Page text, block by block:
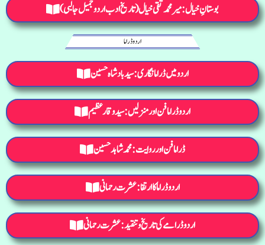
بوستانِ خیال: میر محمد تقی خیال(تاریخ ادب اردو جمیل جالبی)
اردو ڈراما
اردو میں ڈرامانگاری: سید بادشاہ حسین
اردو ڈراما فن اور منزلیں: سید وقار عظیم
ڈراما فن اور روایت : محمد شاہد حسین
اردو ڈراما کا ارتقا: عشرت رحمانی
اردو ڈرامےکی تاریخ و تنقید: عشرت رحمانی